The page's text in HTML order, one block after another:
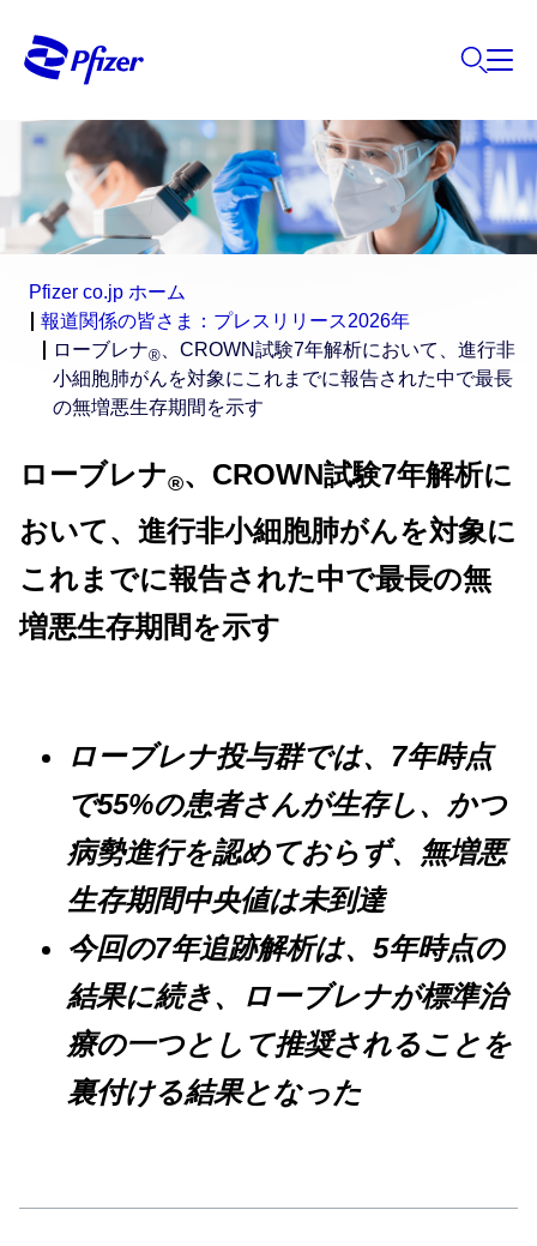
Pfizer co.jp ホーム
報道関係の皆さま：プレスリリース2026年
ローブレナ®
CROWN試験7年解析において、進行非
小細胞肺がんを対象にこれまでに報告された中で最長
の無増悪生存期間を示す
ローブレナ®、CROWN試験7年解析に
おいて、進行非小細胞肺がんを対象に
これまでに報告された中で最長の無
増悪生存期間を示す
ローブレナ投与群では、7年時点
で55%の患者さんが生存し、かつ
病勢進行を認めておらず、無増悪
生存期間中央値は未到達
今回の7年追跡解析は、5年時点の
結果に続き、ローブレナが標準治
療の一つとして推奨されることを
裏付ける結果となった